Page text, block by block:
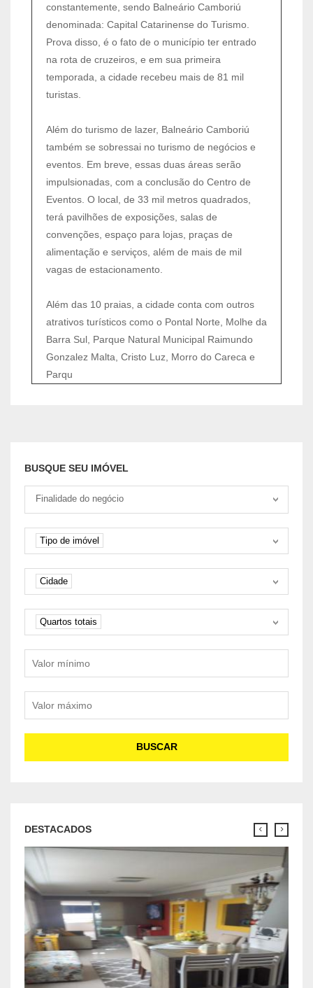
constantemente, sendo Balneário Camboriú
denominada: Capital Catarinense do Turismo.
Prova disso, é o fato de o município ter entrado
na rota de cruzeiros, e em sua primeira
temporada, a cidade recebeu mais de 81 mil
turistas.
Além do turismo de lazer, Balneário Camboriú
também se sobressai no turismo de negócios e
eventos. Em breve, essas duas áreas serão
impulsionadas, com a conclusão do Centro de
Eventos. O local, de 33 mil metros quadrados,
terá pavilhões de exposições, salas de
convenções, espaço para lojas, praças de
alimentação e serviços, além de mais de mil
vagas de estacionamento.
Além das 10 praias, a cidade conta com outros
atrativos turísticos como o Pontal Norte, Molhe da
Barra Sul, Parque Natural Municipal Raimundo
Gonzalez Malta, Cristo Luz, Morro do Careca e
Parqu
BUSQUE SEU IMÓVEL
Tipo negociação
Finalidade do negócio
Tipo de imóvel
Tipo de imóvel
Cidade
Cidade
Quartos
Quartos totais
BUSCAR
DESTACADOS